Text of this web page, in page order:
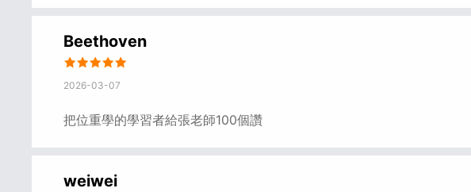
Beethoven
2026-03-07
把位重學的學習者給張老師100個讚
weiwei